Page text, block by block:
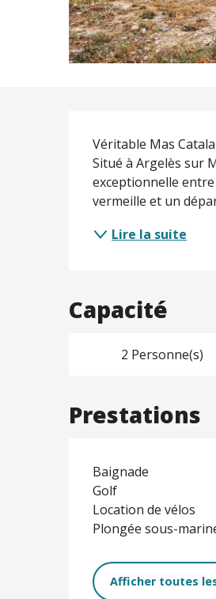
Véritable Mas
Situé à Argelès sur
exceptionnelle
vermeille et un
Lire la suite
Capacité
2 Personne(s)
Prestations
Baignade
Golf
Location de vélos
Plongée sous-
Afficher toutes